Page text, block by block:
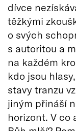
dívce
těžkými
o svých
s autoritou a
na každém
kdo jsou
stavy tranzu
jiným přináší
horizont. V co